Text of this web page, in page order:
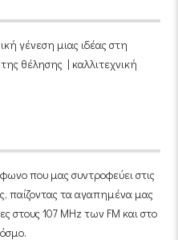
γένεση μιας ιδέας στη
θέλησης | καλλιτεχνική
που μας συντροφεύει στις
παίζοντας τα αγαπημένα μας
στους 107 MHz των FM και στο